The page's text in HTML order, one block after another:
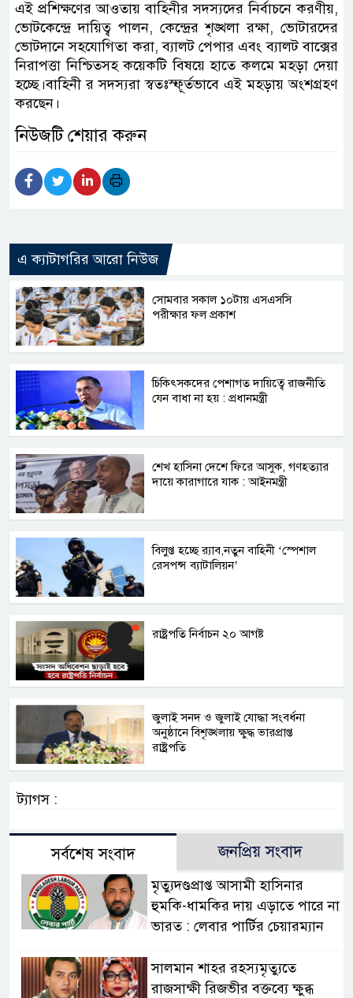
এই প্রশিক্ষণের আওতায় বাহিনীর সদস্যদের নির্বাচনে করণীয়,
ভোটকেন্দ্রে দায়িত্ব পালন, কেন্দ্রের শৃঙ্খলা রক্ষা, ভোটারদের
ভোটদানে সহযোগিতা করা, ব্যালট পেপার এবং ব্যালট বাক্সের
নিরাপত্তা নিশ্চিতসহ কয়েকটি বিষয়ে হাতে কলমে মহড়া দেয়া
হচ্ছে।বাহিনী র সদস্যরা স্বতঃস্ফূর্তভাবে এই মহড়ায় অংশগ্রহণ
করছেন।
নিউজটি শেয়ার করুন
এ ক্যাটাগরির আরো নিউজ
সোমবার সকাল ১০টায় এসএসসি
পরীক্ষার ফল প্রকাশ
চিকিৎসকদের পেশাগত দায়িত্বে রাজনীতি
যেন বাধা না হয় : প্রধানমন্ত্রী
শেখ হাসিনা দেশে ফিরে আসুক, গণহত্যার
দায়ে কারাগারে যাক : আইনমন্ত্রী
বিলুপ্ত হচ্ছে র‍্যাব,নতুন বাহিনী ‘স্পেশাল
রেসপন্স ব্যাটালিয়ন’
রাষ্ট্রপতি নির্বাচন ২০ আগষ্ট
জুলাই সনদ ও জুলাই যোদ্ধা সংবর্ধনা
অনুষ্ঠানে বিশৃঙ্খলায় ক্ষুদ্ধ ভারপ্রাপ্ত
রাষ্ট্রপতি
ট্যাগস :
সর্বশেষ সংবাদ জনপ্রিয় সংবাদ
মৃত্যুদণ্ডপ্রাপ্ত আসামী হাসিনার
হুমকি-ধামকির দায় এড়াতে পারে না
ভারত : লেবার পার্টির চেয়ারম্যান
সালমান শাহর রহস্যমৃত্যুতে
রাজসাক্ষী রিজভীর বক্তব্যে ক্ষুব্ধ